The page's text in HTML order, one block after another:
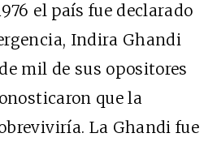
el país fue declarado
Indira Ghandi
mil de sus opositores
que la
La Ghandi fue